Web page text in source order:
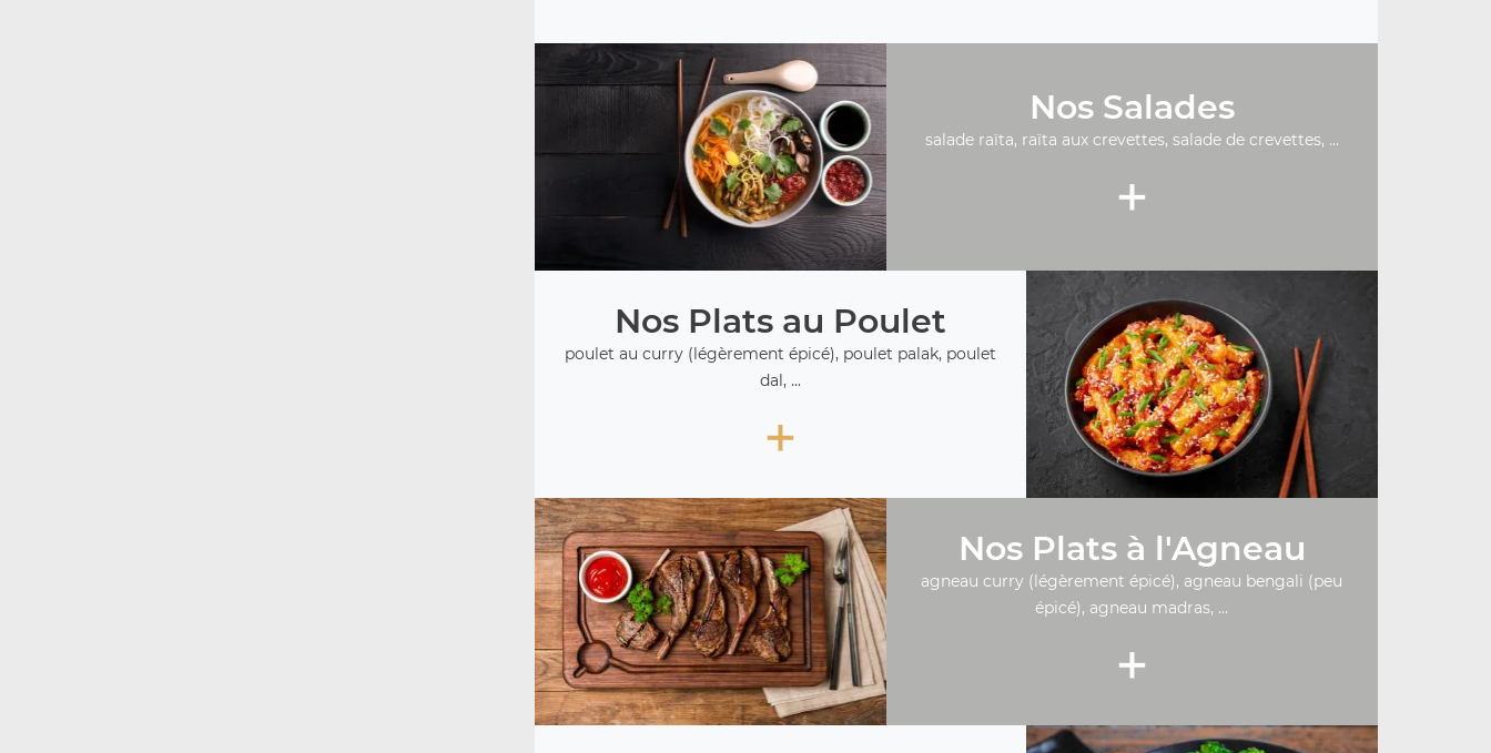
Nos Salades
salade raïta, raïta aux crevettes, salade de crevettes, ...
+
Nos Plats au Poulet
poulet au curry (légèrement épicé), poulet palak, poulet
dal, ...
+
Nos Plats à l'Agneau
agneau curry (légèrement épicé), agneau bengali (peu
épicé), agneau madras, ...
+